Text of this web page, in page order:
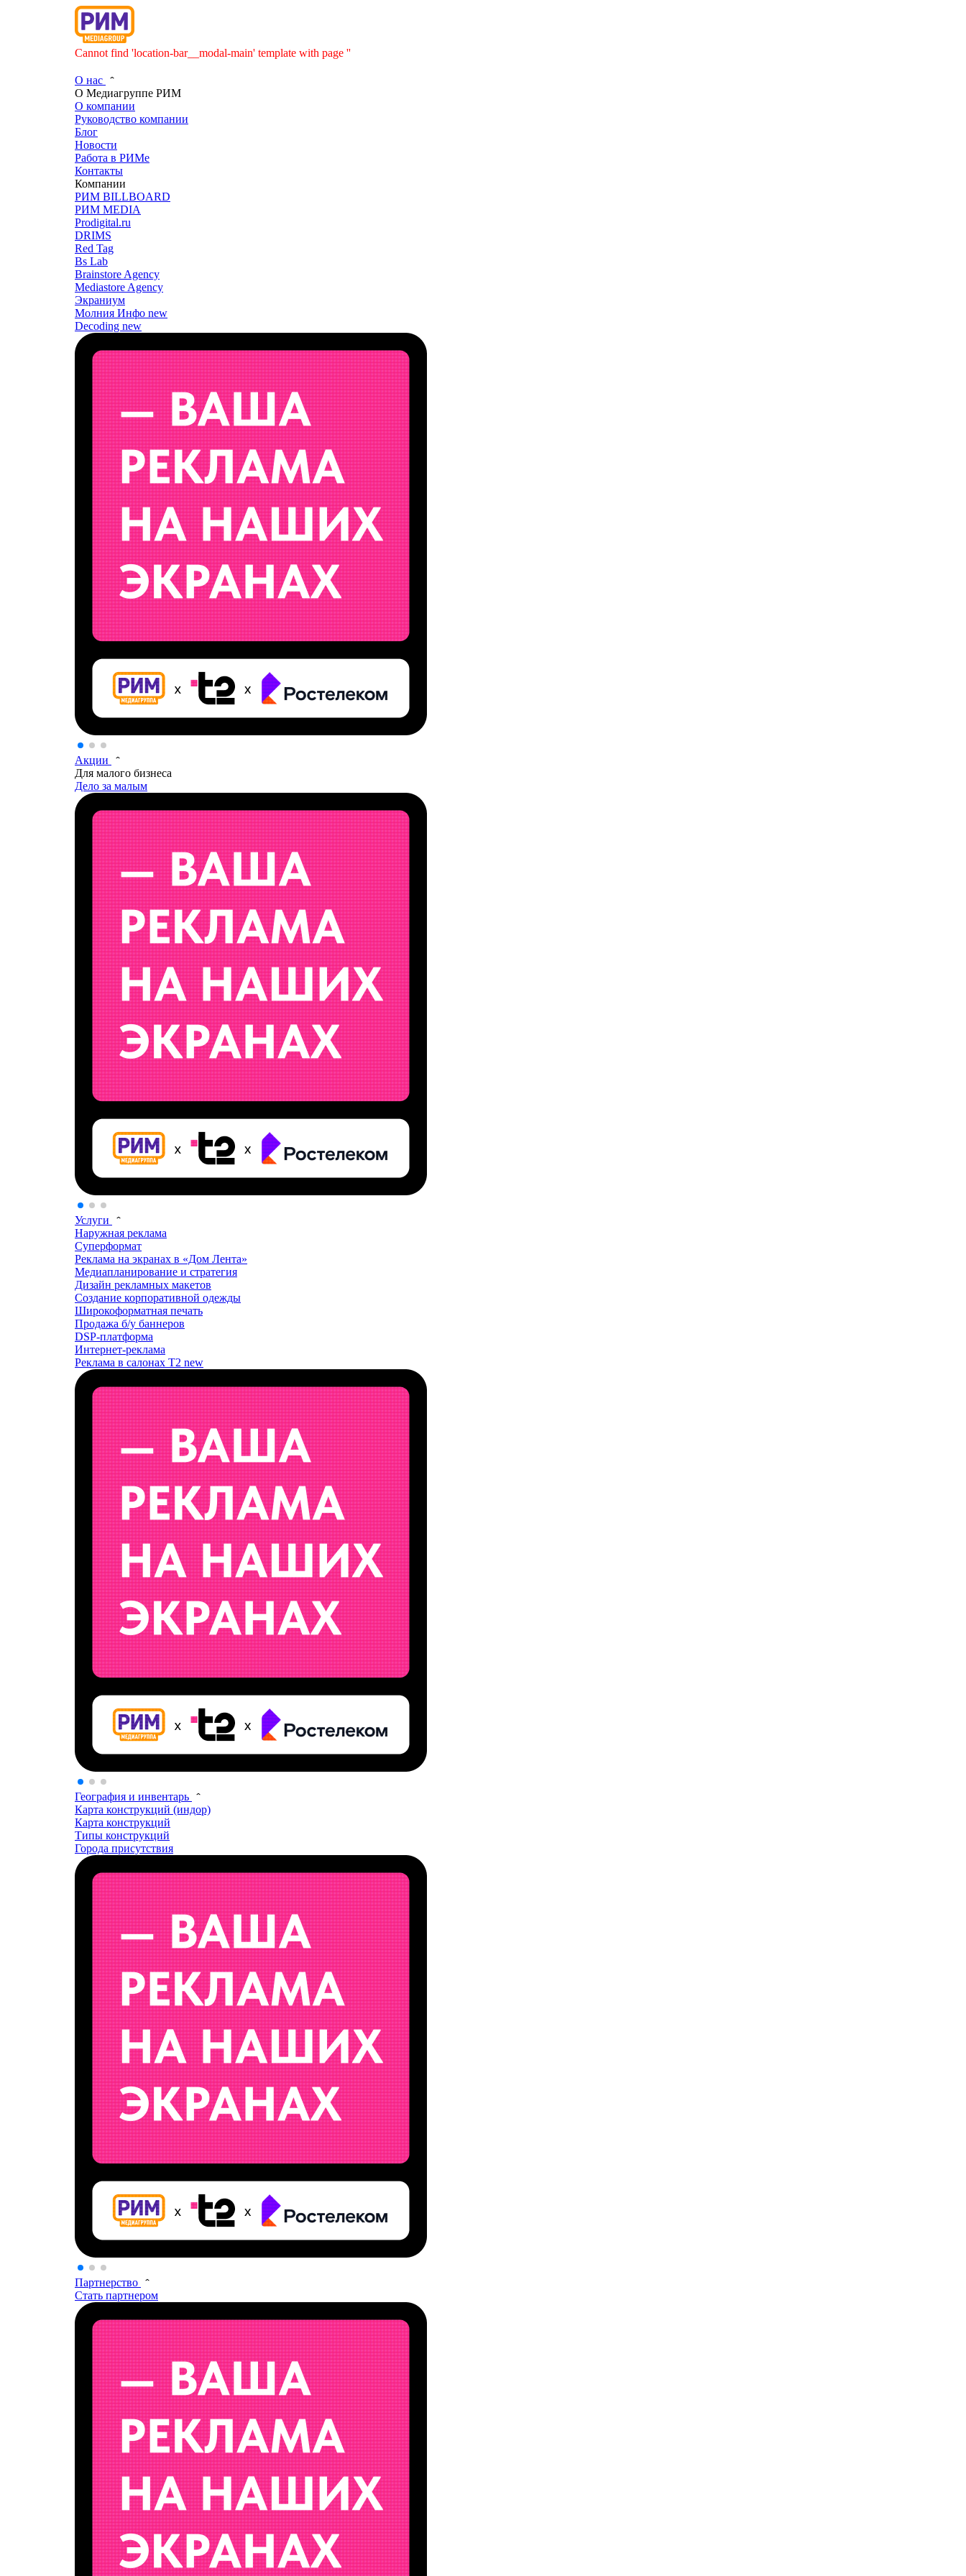
Cannot find 'location-bar__modal-main' template with page ''
О нас
О Медиагруппе РИМ
О компании
Руководство компании
Блог
Новости
Работа в РИМе
Контакты
Компании
РИМ BILLBOARD
РИМ MEDIA
Prodigital.ru
DRIMS
Red Tag
Bs Lab
Brainstore Agency
Mediastore Agency
Экраниум
Молния Инфо new
Decoding new
Акции
Для малого бизнеса
Дело за малым
Услуги
Наружная реклама
Суперформат
Реклама на экранах в «Дом Лента»
Медиапланирование и стратегия
Дизайн рекламных макетов
Создание корпоративной одежды
Широкоформатная печать
Продажа б/у баннеров
DSP-платформа
Интернет-реклама
Реклама в салонах T2 new
География и инвентарь
Карта конструкций (индор)
Карта конструкций
Типы конструкций
Города присутствия
Партнерство
Стать партнером